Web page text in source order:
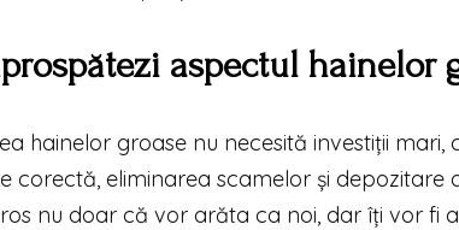
aspectul hainelor
hainelor groase nu necesită investiții
corectă, eliminarea scamelor și
nu doar că vor arăta ca noi, dar îți vor fi